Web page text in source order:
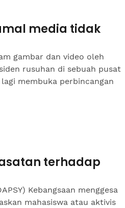
media tidak
gambar dan video oleh
rusuhan di sebuah pusat
membuka perbincangan
terhadap
Kebangsaan menggesa
mahasiswa atau aktivis